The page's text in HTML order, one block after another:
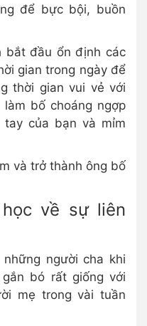
để bực bội, buồn
bắt đầu ổn định các
gian trong ngày để
thời gian vui vẻ với
bố choáng ngợp
tay của bạn và mỉm
và trở thành ông bố
về sự liên
người cha khi
bó rất giống với
mẹ trong vài tuần